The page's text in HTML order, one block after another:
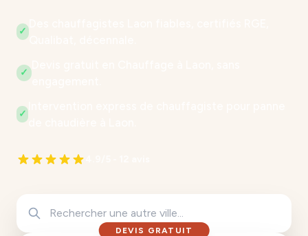
✓
✓
✓
DEVIS GRATUIT